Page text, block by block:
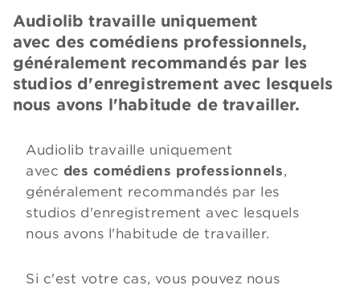
Audiolib travaille uniquement
avec des comédiens professionnels,
généralement recommandés par les
studios d'enregistrement avec lesquels
nous avons l'habitude de travailler.
Audiolib travaille uniquement
avec des comédiens professionnels,
généralement recommandés par les
studios d'enregistrement avec lesquels
nous avons l'habitude de travailler.
Si c'est votre cas, vous pouvez nous